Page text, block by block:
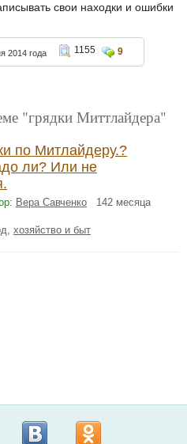
свои находки и ошибки
2014 года 1155 9
"грядки Миттлайдера"
по Митлайдеру.?
ли? Или не
Вера Савченко 142 месяца
, хозяйство и быт